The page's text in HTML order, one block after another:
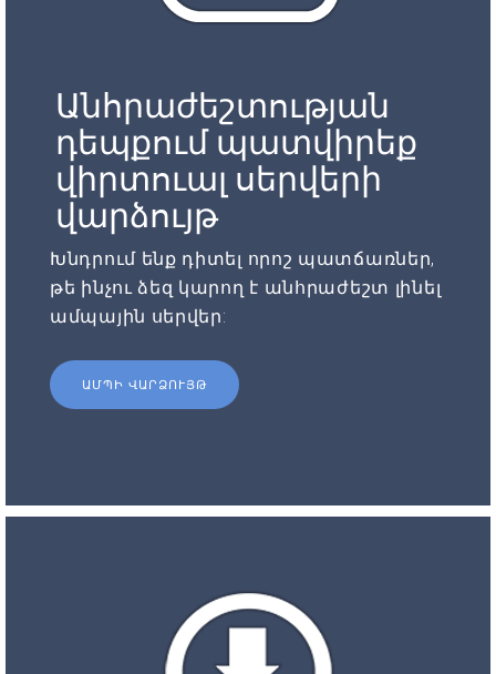
Անհրաժեշտության
դեպքում պատվիրեք
վիրտուալ սերվերի
վարձույթ
Խնդրում ենք դիտել որոշ պատճառներ,
թե ինչու ձեզ կարող է անհրաժեշտ լինել
ամպային սերվեր:
ԱՄՊԻ ՎԱՐՁՈՒՅԹ